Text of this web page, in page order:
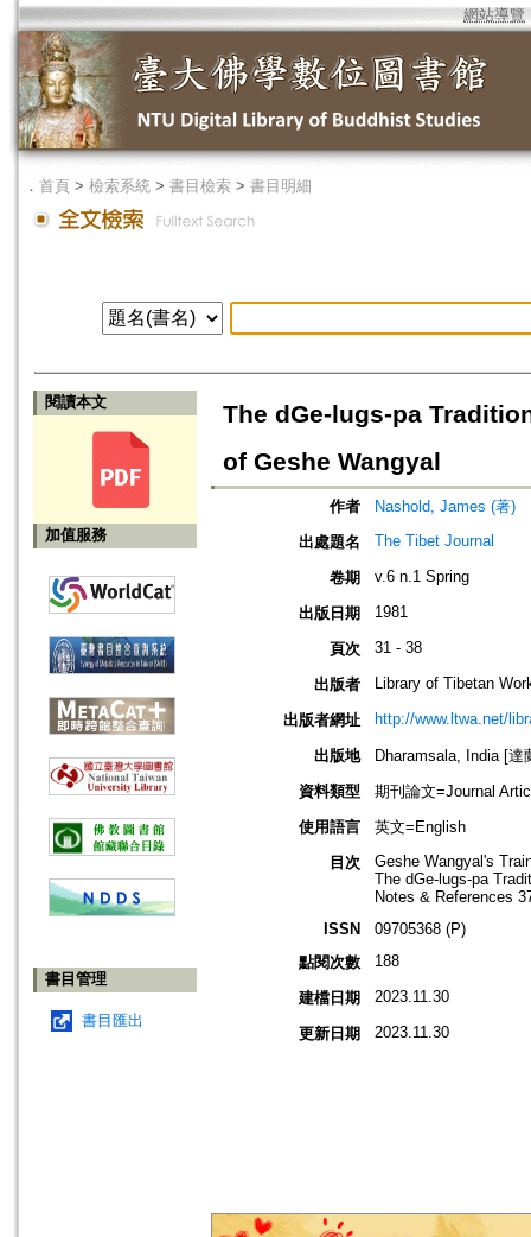
網站導覽
． 首頁 > 檢索系統 > 書目檢索 > 書目明細
閱讀本文
加值服務
書目管理
書目匯出
The dGe-lugs-pa
of Geshe Wangyal
作者
Nashold, James (著)
出處題名
The Tibet Journal
卷期 v.6 n.1 Spring
出版日期 1981
頁次 31 - 38
出版者 Library of Tibetan
出版者網址 http://www.ltwa.net/
出版地
Dharamsala, India [達
資料類型
期刊論文=Journal
使用語言
英文=English
目次
Geshe Wangyal's
The dGe-lugs-pa
Notes & References
ISSN
09705368 (P)
點閱次數
188
建檔日期 2023.11.30
更新日期 2023.11.30